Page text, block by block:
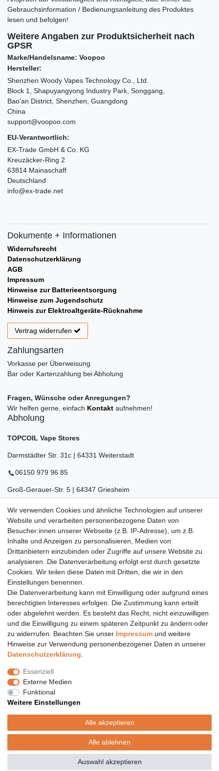
Gebrauchsinformation / Bedienungsanleitung des Produktes
lesen und befolgen!
Weitere Angaben zur Produktsicherheit nach
GPSR
Marke/Handelsname: Voopoo
Hersteller:
Shenzhen Woody Vapes Technology Co., Ltd.
Block 1, Shapuyangyong Industry Park, Songgang,
Bao'an District, Shenzhen, Guangdong
China
support@voopoo.com
EU-Verantwortlich:
EX-Trade GmbH & Co. KG
Kreuzäcker-Ring 2
63814 Mainaschaff
Deutschland
info@ex-trade.net
Dokumente + Informationen
Widerrufsrecht
Datenschutzerklärung
AGB
Impressum
Hinweise zur Batterieentsorgung
Hinweise zum Jugendschutz
Hinweis zur Elektroaltgeräte-Rücknahme
Vertrag widerrufen
Zahlungsarten
Vorkasse per Überweisung
Bar oder Kartenzahlung bei Abholung
Fragen, Wünsche oder Anregungen?
Wir helfen gerne, einfach Kontakt aufnehmen!
Abholung
TOPCOIL Vape Stores
Darmstädter Str. 31c | 64331 Weiterstadt
06150 979 96 85
Groß-Gerauer-Str. 5 | 64347 Griesheim
06155 834 88 58
Eberstädter Str. 21 | 64319 Pfungstadt
06157 984 88 55
Öffnungszeiten finden Sie hier: www.topcoil.de
E-MAIL **
Newsletter
Honig
Hiermit bestätige ich, dass ich dieDaten­schutz­erklärunggelesen habe.
Meine Einwilligung kann ich jederzeit widerrufen.**
Abonnieren
Versand
Versandinformation
Versandkosten nur 4,90€
- kostenfrei ab 39€ Warenwert
Wir verwenden Cookies und ähnliche Technologien auf unserer
Website und verarbeiten personenbezogene Daten von
Besucher:innen unserer Webseite (z.B. IP-Adresse), um z.B.
Inhalte und Anzeigen zu personalisieren, Medien von
Drittanbietern einzubinden oder Zugriffe auf unsere Website zu
analysieren. Die Datenverarbeitung erfolgt erst durch gesetzte
Cookies. Wir teilen diese Daten mit Dritten, die wir in den
Einstellungen benennen.
Die Datenverarbeitung kann mit Einwilligung oder aufgrund eines
berechtigten Interesses erfolgen. Die Zustimmung kann erteilt
oder abgelehnt werden. Es besteht das Recht, nicht einzuwilligen
und die Einwilligung zu einem späteren Zeitpunkt zu ändern oder
zu widerrufen. Beachten Sie unser Impressum und weitere
Hinweise zur Verwendung personenbezogener Daten in unserer
Daten­schutz­erklärung
Essenziell
Externe Medien
Funktional
Weitere Einstellungen
Alle akzeptieren
Alle ablehnen
Auswahl akzeptieren
© Copyright 2020 Topcoil Jennifer Haas. Alle Rechte vorbehalten.